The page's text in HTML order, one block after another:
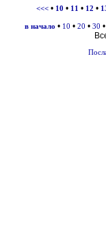
<<<• 10 • 11 • 12 •
в начало • 10 • 20 • 30